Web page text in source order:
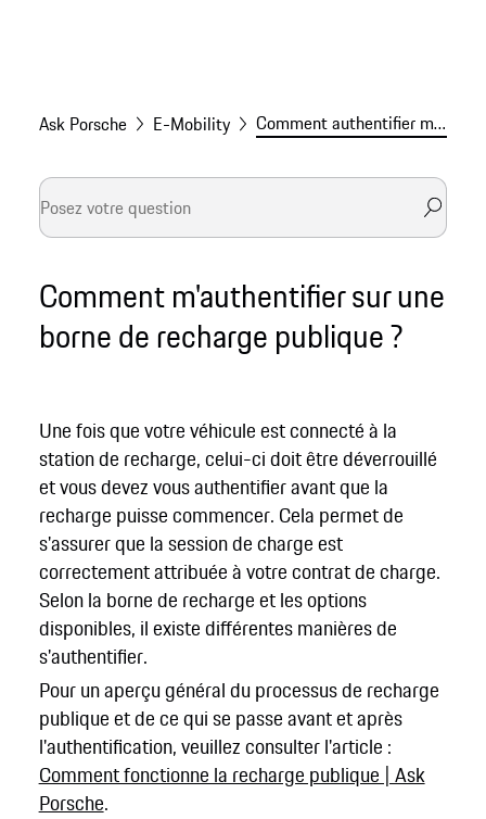
Ask Porsche E-Mobility Comment authentifier ma Porsche sur un chargeur public ?
Comment m'authentifier sur une
borne de recharge publique ?
Une fois que votre véhicule est connecté à la
station de recharge, celui-ci doit être déverrouillé
et vous devez vous authentifier avant que la
recharge puisse commencer. Cela permet de
s'assurer que la session de charge est
correctement attribuée à votre contrat de charge.
Selon la borne de recharge et les options
disponibles, il existe différentes manières de
s'authentifier.
Pour un aperçu général du processus de recharge
publique et de ce qui se passe avant et après
l'authentification, veuillez consulter l'article :
Comment fonctionne la recharge publique | Ask
Porsche.